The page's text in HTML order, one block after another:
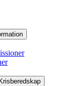
Krisberedskap